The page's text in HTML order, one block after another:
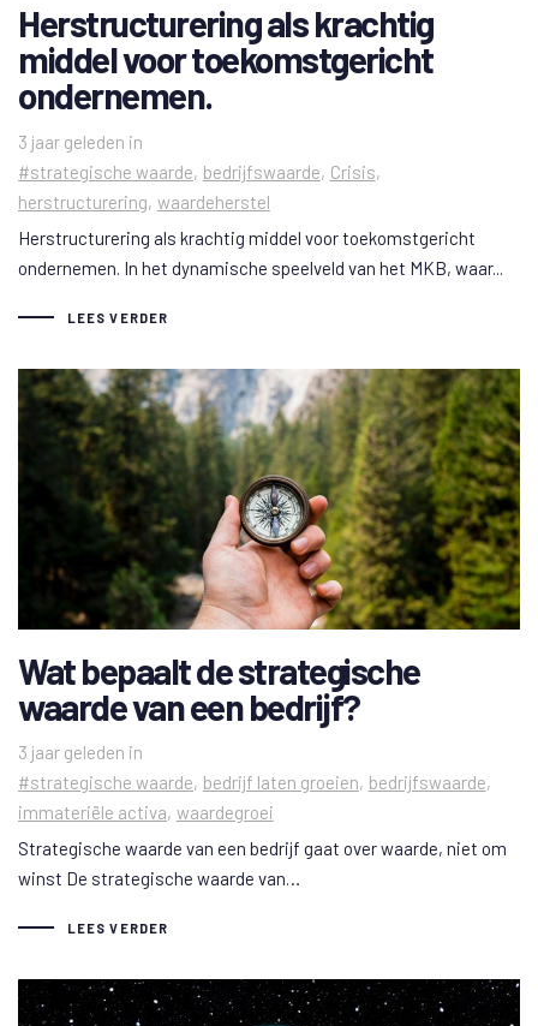
Herstructurering als krachtig
middel voor toekomstgericht
ondernemen.
3 jaar geleden in
Tags
#strategische waarde bedrijfswaarde Crisis
herstructurering waardeherstel
Herstructurering als krachtig middel voor toekomstgericht
ondernemen. In het dynamische speelveld van het MKB, waar...
LEES VERDER
Wat bepaalt de strategische
waarde van een bedrijf?
3 jaar geleden in
Tags
#strategische waarde bedrijf laten groeien bedrijfswaarde
immateriële activa waardegroei
Strategische waarde van een bedrijf gaat over waarde, niet om
winst De strategische waarde van…
LEES VERDER